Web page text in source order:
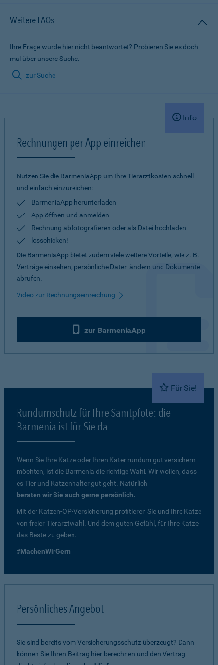
Weitere FAQs
Ihre Frage wurde hier nicht beantwortet? Probieren Sie es doch
mal über unsere Suche.
zur Suche
Info
Rechnungen per App einreichen
Nutzen Sie die BarmeniaApp um Ihre Tierarztkosten schnell
und einfach einzureichen:
BarmeniaApp herunterladen
App öffnen und anmelden
Rechnung abfotografieren oder als Datei hochladen
losschicken!
Die BarmeniaApp bietet zudem viele weitere Vorteile, wie z. B.
Verträge einsehen, persönliche Daten ändern und Dokumente
abrufen.
Video zur Rechnungseinreichung
zur BarmeniaApp
Für Sie!
Rundumschutz für Ihre Samtpfote: die
Barmenia ist für Sie da
Wenn Sie Ihre Katze oder Ihren Kater rundum gut versichern
möchten, ist die Barmenia die richtige Wahl. Wir wollen, dass
es Tier und Katzenhalter gut geht. Natürlich
beraten wir Sie auch gerne persönlich.
Mit der Katzen-OP-Versicherung profitieren Sie und Ihre Katze
von freier Tierarztwahl. Und dem guten Gefühl, für Ihre Katze
das Beste zu geben.
#MachenWirGern
Persönliches Angebot
Sie sind bereits vom Versicherungsschutz überzeugt? Dann
können Sie Ihren Beitrag hier berechnen und den Vertrag